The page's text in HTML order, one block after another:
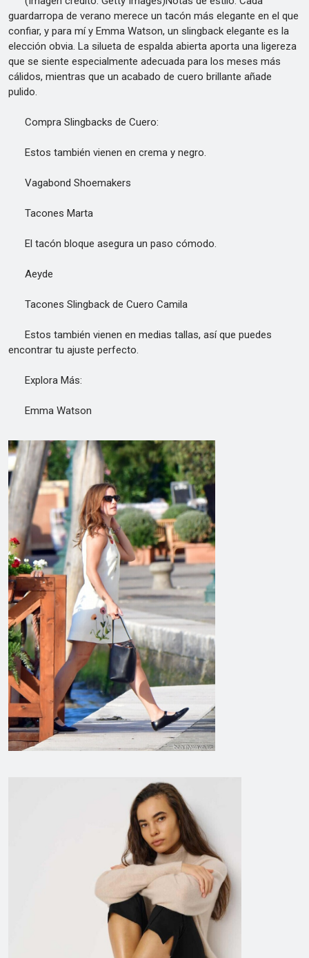
guardarropa de verano merece un tacón más elegante en el que
confiar, y para mí y Emma Watson, un slingback elegante es la
elección obvia. La silueta de espalda abierta aporta una ligereza
que se siente especialmente adecuada para los meses más
cálidos, mientras que un acabado de cuero brillante añade
pulido.
Compra Slingbacks de Cuero:
Estos también vienen en crema y negro.
Vagabond Shoemakers
Tacones Marta
El tacón bloque asegura un paso cómodo.
Aeyde
Tacones Slingback de Cuero Camila
Estos también vienen en medias tallas, así que puedes
encontrar tu ajuste perfecto.
Explora Más:
Emma Watson